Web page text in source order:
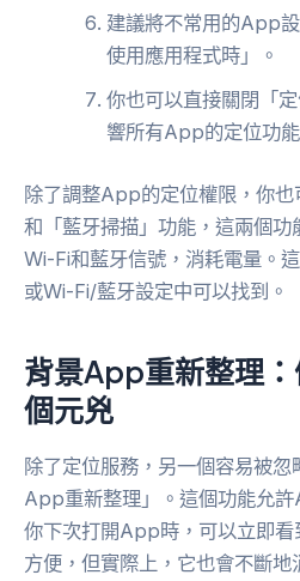
建議將不常用的App
使用應用程式時」。
你也可以直接關閉「
響所有App的定位功
除了調整App的定位權限，你也
和「藍牙掃描」功能，這兩個功
Wi-Fi和藍牙信號，消耗電量。
或Wi-Fi/藍牙設定中可以找到。
背景App重新整理
個元兇
除了定位服務，另一個容易被
App重新整理」。這個功能允
你下次打開App時，可以立即看
方便，但實際上，它也會不斷